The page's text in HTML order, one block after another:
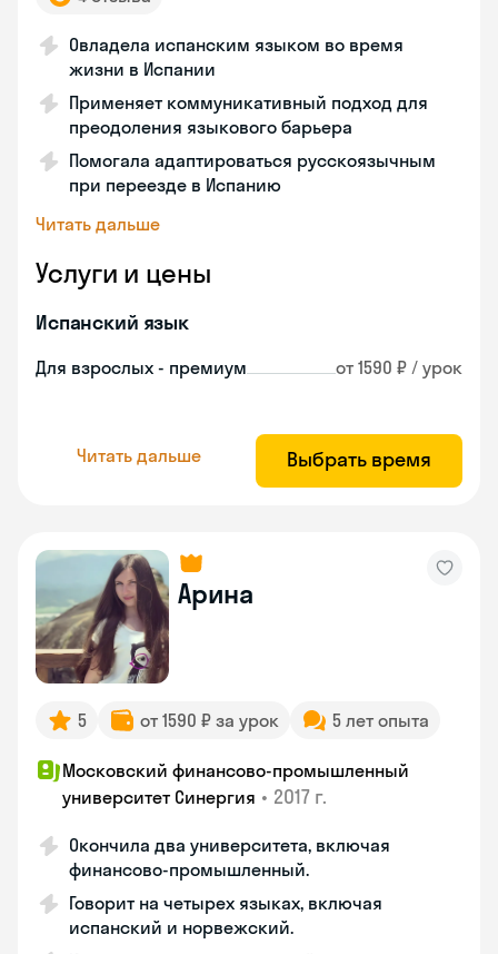
Овладела испанским языком во время
жизни в Испании
Применяет коммуникативный подход для
преодоления языкового барьера
Помогала адаптироваться русскоязычным
при переезде в Испанию
Читать дальше
Услуги и цены
Испанский язык
Для взрослых - премиум от 1590 ₽ / урок
Читать дальше Выбрать время
Арина
5 от 1590 ₽ за урок 5 лет опыта
Московский финансово-промышленный
университет Синергия • 2017 г.
Окончила два университета, включая
финансово-промышленный.
Говорит на четырех языках, включая
испанский и норвежский.